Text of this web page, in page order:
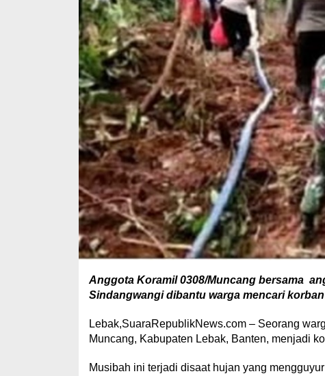
Anggota Koramil 0308/Muncang bersama
Sindangwangi dibantu warga mencari
Lebak,SuaraRepublikNews.com – Seorang
Muncang, Kabupaten Lebak, Banten, menjadi
Musibah ini terjadi disaat hujan yang